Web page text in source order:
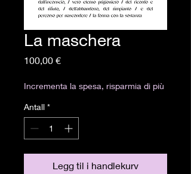
La maschera
100,00 €Pris
Incrementa la spesa, risparmia di più
Antall *
Legg til i handlekurv